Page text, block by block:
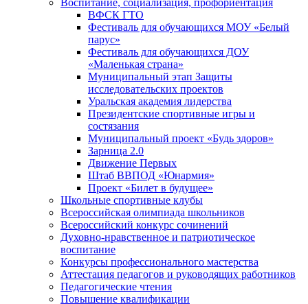
Воспитание, социализация, профориентация
ВФСК ГТО
Фестиваль для обучающихся МОУ «Белый
парус»
Фестиваль для обучающихся ДОУ
«Маленькая страна»
Муниципальный этап Защиты
исследовательских проектов
Уральская академия лидерства
Президентские спортивные игры и
состязания
Муниципальный проект «Будь здоров»
Зарница 2.0
Движение Первых
Штаб ВВПОД «Юнармия»
Проект «Билет в будущее»
Школьные спортивные клубы
Всероссийская олимпиада школьников
Всероссийский конкурс сочинений
Духовно-нравственное и патриотическое
воспитание
Конкурсы профессионального мастерства
Аттестация педагогов и руководящих работников
Педагогические чтения
Повышение квалификации